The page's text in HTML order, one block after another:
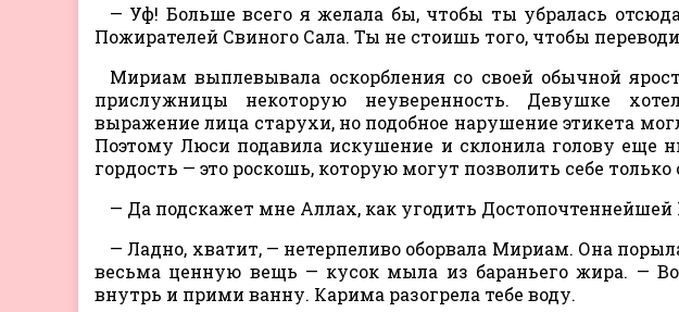
— Уф! Больше всего я желала бы, чтобы ты убралась
Пожирателей Свиного Сала. Ты не стоишь того, чтобы
Мириам выплевывала оскорбления со своей обычной
прислужницы некоторую неуверенность. Девушке
выражение лица старухи, но подобное нарушение этикета
Поэтому Люси подавила искушение и склонила голову еще
гордость — это роскошь, которую могут позволить себе
— Да подскажет мне Аллах, как угодить
— Ладно, хватит, — нетерпеливо оборвала Мириам. Она
весьма ценную вещь — кусок мыла из бараньего жира. —
внутрь и прими ванну. Карима разогрела тебе воду.